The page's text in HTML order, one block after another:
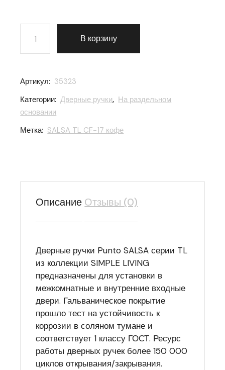
Количество товара Ручка раздельная Punto (Пунто)
В корзину
Артикул: 35323
Категории: Дверные ручки, На раздельном
основании
Метка: SALSA TL CF-17 кофе
Описание Отзывы (0)
Дверные ручки Punto SALSA серии TL
из коллекции SIMPLE LIVING
предназначены для установки в
межкомнатные и внутренние входные
двери. Гальваническое покрытие
прошло тест на устойчивость к
коррозии в соляном тумане и
соответствует 1 классу ГОСТ. Ресурс
работы дверных ручек более 150 000
циклов открывания/закрывания.